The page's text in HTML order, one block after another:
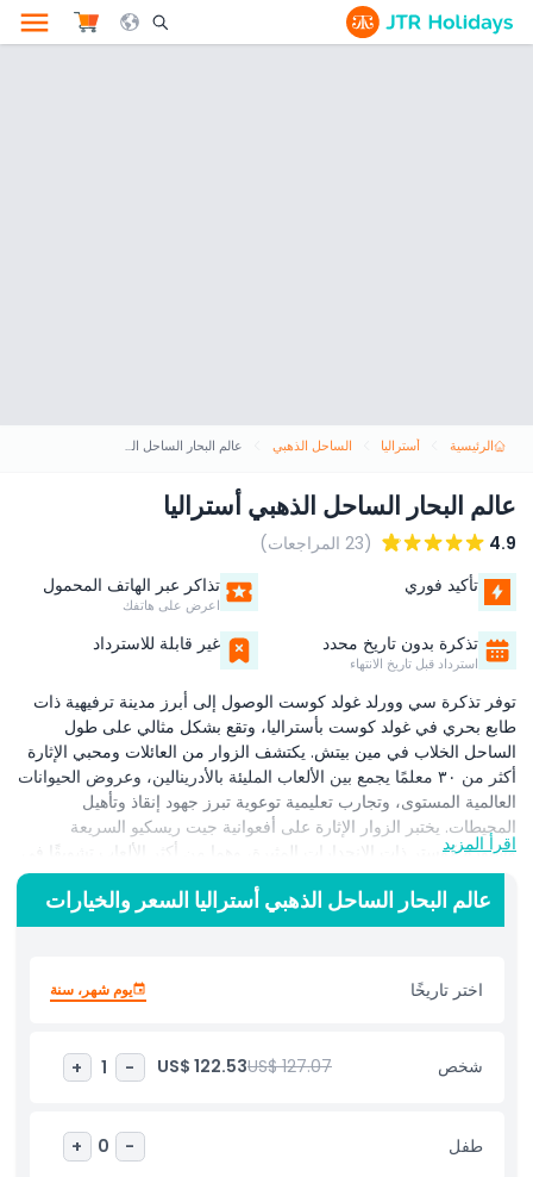
Search Opener Icon
الرئيسية أستراليا الساحل الذهبي عالم البحار الساحل الذهبي أستراليا
عالم البحار الساحل الذهبي أستراليا
4.9
(23 المراجعات)
تأكيد فوري
تذاكر عبر الهاتف المحمول
اعرض على هاتفك
تذكرة بدون تاريخ محدد
استرداد قبل تاريخ الانتهاء
غير قابلة للاسترداد
توفر تذكرة سي وورلد غولد كوست الوصول إلى أبرز مدينة ترفيهية ذات
طابع بحري في غولد كوست بأستراليا، وتقع بشكل مثالي على طول
الساحل الخلاب في مين بيتش. يكتشف الزوار من العائلات ومحبي الإثارة
أكثر من ٣٠ معلمًا يجمع بين الألعاب المليئة بالأدرينالين، وعروض الحيوانات
العالمية المستوى، وتجارب تعليمية توعوية تبرز جهود إنقاذ وتأهيل
المحيطات. يختبر الزوار الإثارة على أفعوانية جيت ريسكيو السريعة
وستورم كوستر ذات الانحدارات المثيرة، وهما من أكثر الألعاب تشويقًا في
أستراليا، بينما يستمتع الأطفال في نيكلوديون لاند مع شخصيات سبونج بوب
سكوير بانتس ودورا المستكشفة وتجارب تفاعلية مع الشخصيات. تقدّم
سي وورلد غولد كوست تجارب بحرية لا تُنسى من خلال عروض يومية
القطبية الرائعة، بالإضافة إلى أحواض مائية غامرة وجولات خلف الكواليس
تبرز التزام الحديقة بالحفاظ على البيئة البحرية. توفّر هذه المدينة الترفيهية
يخوضون ألعاب المغامرة القصوى، ومحبو الطبيعة يستكشفون المعارض
التفاعلية، وتستمتع العائلات بالعروض التعليمية التي تركز على حماية الحياة
من الترفيه والتعليم والدفاع عن المحيطات في زيارة واحدة شاملة.
اقرأ المزيد
عالم البحار الساحل الذهبي أستراليا السعر والخيارات
اختر تاريخًا يوم شهر، سنة
شخص US$ 127.07
US$ 122.53
-
1
+
طفل -
0
+